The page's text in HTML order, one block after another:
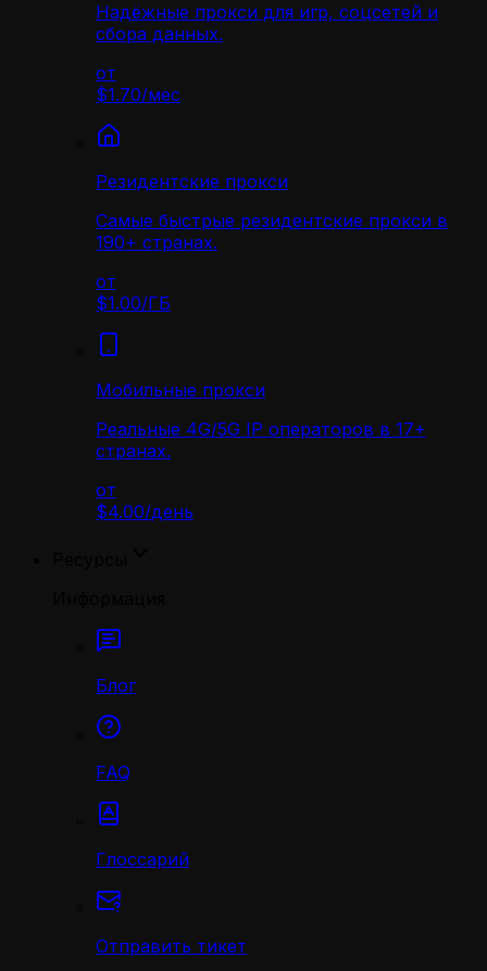
Надёжные прокси для игр, соцсетей и
сбора данных.
от
$1.70/мес
Резидентские прокси
Самые быстрые резидентские прокси в
190+ странах.
от
$1.00/ГБ
Мобильные прокси
Реальные 4G/5G IP операторов в 17+
странах.
от
$4.00/день
Блог
FAQ
Глоссарий
Отправить тикет